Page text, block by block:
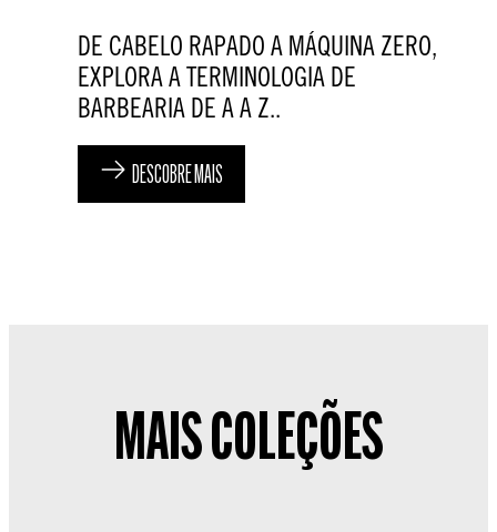
DE CABELO RAPADO A MÁQUINA ZERO,
EXPLORA A TERMINOLOGIA DE
BARBEARIA DE A A Z..
DESCOBRE MAIS
MAIS COLEÇÕES